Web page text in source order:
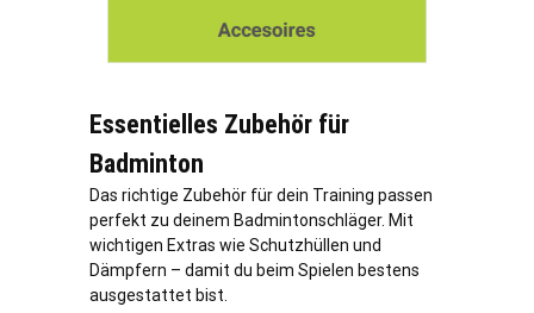
Essentielles Zubehör für
Badminton
Das richtige Zubehör für dein Training passen
perfekt zu deinem Badmintonschläger. Mit
wichtigen Extras wie Schutzhüllen und
Dämpfern – damit du beim Spielen bestens
ausgestattet bist.